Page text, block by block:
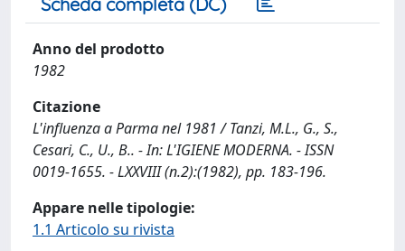
Anno del prodotto
1982
Citazione
L'influenza a Parma nel 1981 / Tanzi, M.L., G., S.,
Cesari, C., U., B.. - In: L'IGIENE MODERNA. - ISSN
0019-1655. - LXXVIII (n.2):(1982), pp. 183-196.
Appare nelle tipologie:
1.1 Articolo su rivista